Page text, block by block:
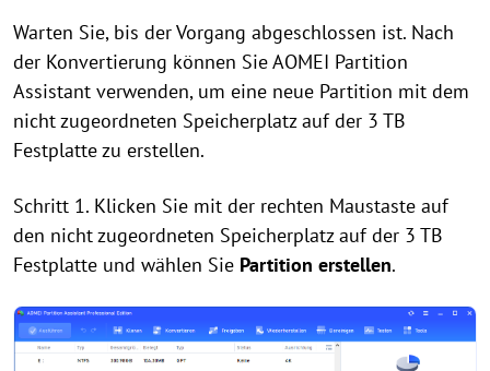
Warten Sie, bis der Vorgang abgeschlossen ist. Nach
der Konvertierung können Sie AOMEI Partition
Assistant verwenden, um eine neue Partition mit dem
nicht zugeordneten Speicherplatz auf der 3 TB
Festplatte zu erstellen.
Schritt 1. Klicken Sie mit der rechten Maustaste auf
den nicht zugeordneten Speicherplatz auf der 3 TB
Festplatte und wählen Sie Partition erstellen.